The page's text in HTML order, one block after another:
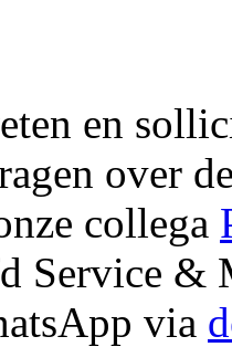
en
over
collega
Service &
via